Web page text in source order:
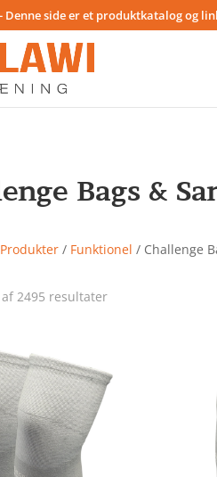
- Denne side er et produktkatalog og
Bags &
/ Funktionel / Challenge
af 2495 resultater